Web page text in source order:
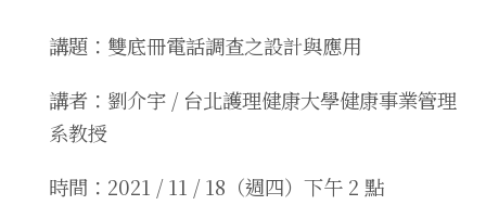
講題：雙底冊電話調查之設計與應用
講者：劉介宇 / 台北護理健康大學健康事業管理
系教授
時間：2021 / 11 / 18（週四）下午 2 點